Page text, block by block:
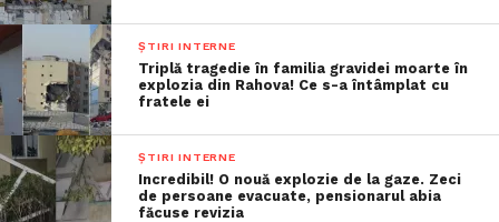
ȘTIRI INTERNE
Triplă tragedie în familia gravidei moarte în
explozia din Rahova! Ce s-a întâmplat cu
fratele ei
ȘTIRI INTERNE
Incredibil! O nouă explozie de la gaze. Zeci
de persoane evacuate, pensionarul abia
făcuse revizia